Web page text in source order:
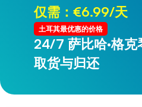
仅需：€6.99/天
土耳其最优惠的价格
24/7 萨比哈·格克
取货与归还
24/7 特拉布宗机
取货与归还